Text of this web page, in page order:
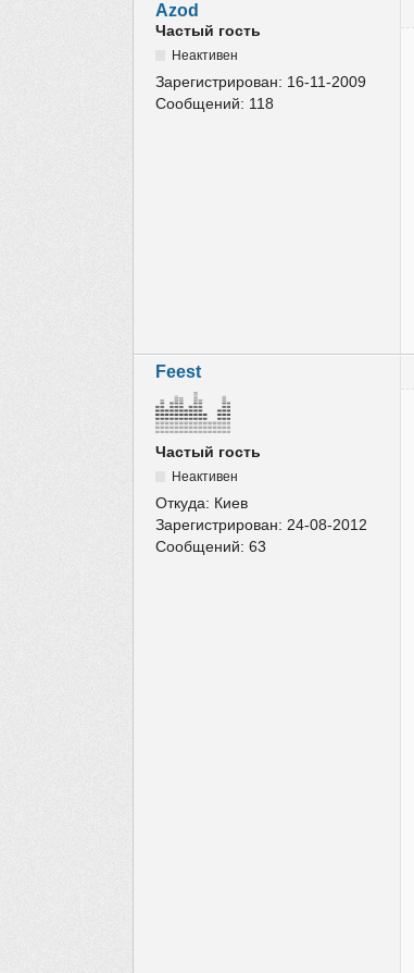
Azod
Частый гость
Неактивен
Зарегистрирован: 16-11-2009
Сообщений: 118
Feest
Частый гость
Неактивен
Откуда: Киев
Зарегистрирован:24-08-2012
Сообщений:63